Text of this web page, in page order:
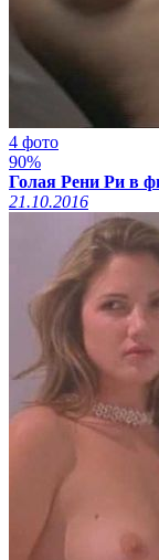
4 фото
90%
Голая Рени Ри в
21.10.2016